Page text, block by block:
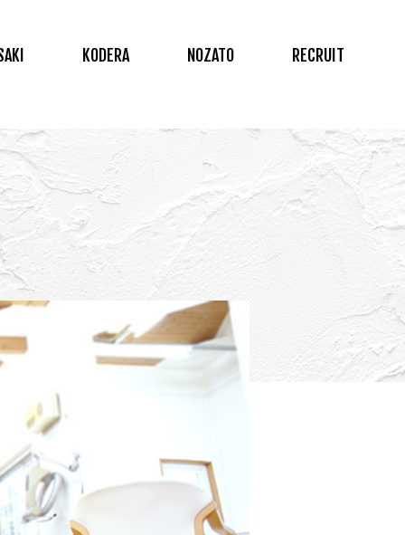
KODERA NOZATO RECRUIT